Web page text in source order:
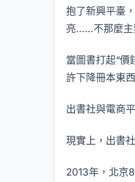
抱了新興平臺
亮……不那麼主
當圖書打起“價
許下降冊本東
出書社與電商
現實上，出書
2013年，北京